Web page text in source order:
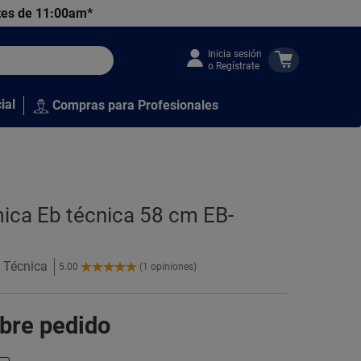
de 11:00am*
Inicia sesión
o Regístrate
Compras para Profesionales
Eb técnica 58 cm EB-
5.00
5.00
Estrellas!
(1 opiniones)
pedido